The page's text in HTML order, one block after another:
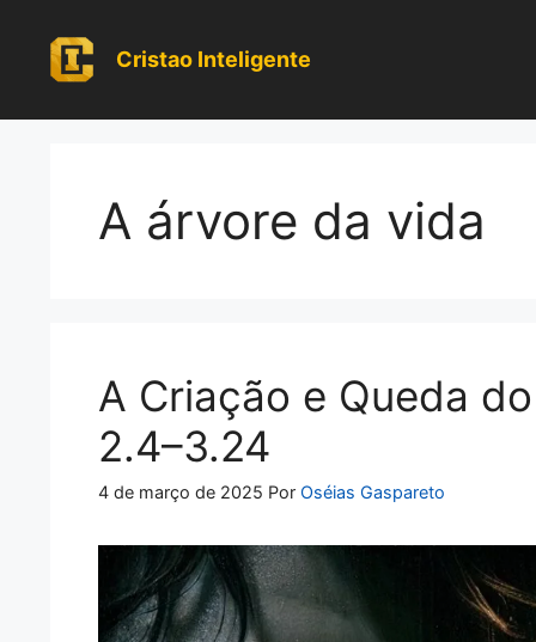
Cristao Inteligente
A árvore da vida
A Criação e Queda
2.4–3.24
4 de março de 2025 Por Oséias Gaspareto